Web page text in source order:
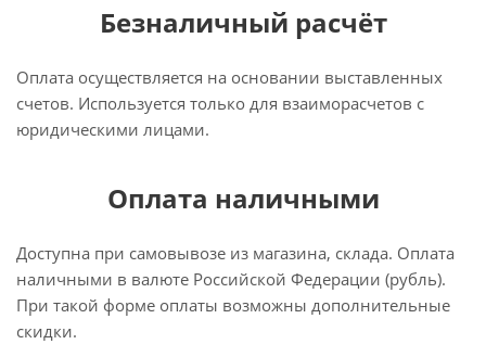
Безналичный расчёт
Оплата осуществляется на основании выставленных
счетов. Используется только для взаиморасчетов с
юридическими лицами.
Оплата наличными
Доступна при самовывозе из магазина, склада. Оплата
наличными в валюте Российской Федерации (рубль).
При такой форме оплаты возможны дополнительные
скидки.